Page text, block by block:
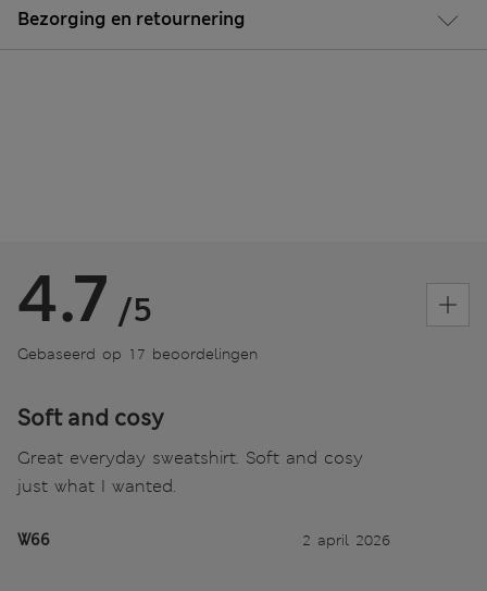
Bezorging en retournering
4.7 /5
Gebaseerd op 17 beoordelingen
Soft and cosy
Great everyday sweatshirt. Soft and cosy
just what I wanted.
W66 2 april 2026